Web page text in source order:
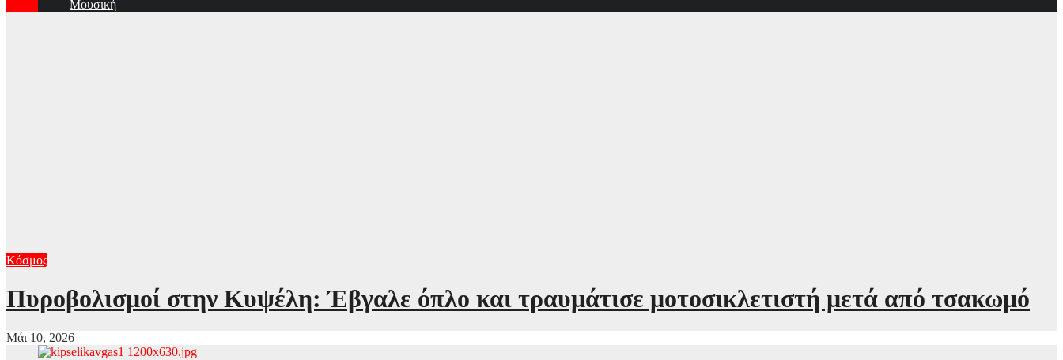
Μουσική
Κόσμος
Πυροβολισμοί στην Κυψέλη: Έβγαλε όπλο και τραυμάτισε μοτοσικλετιστή μετά από τσακωμό
Μάι 10, 2026